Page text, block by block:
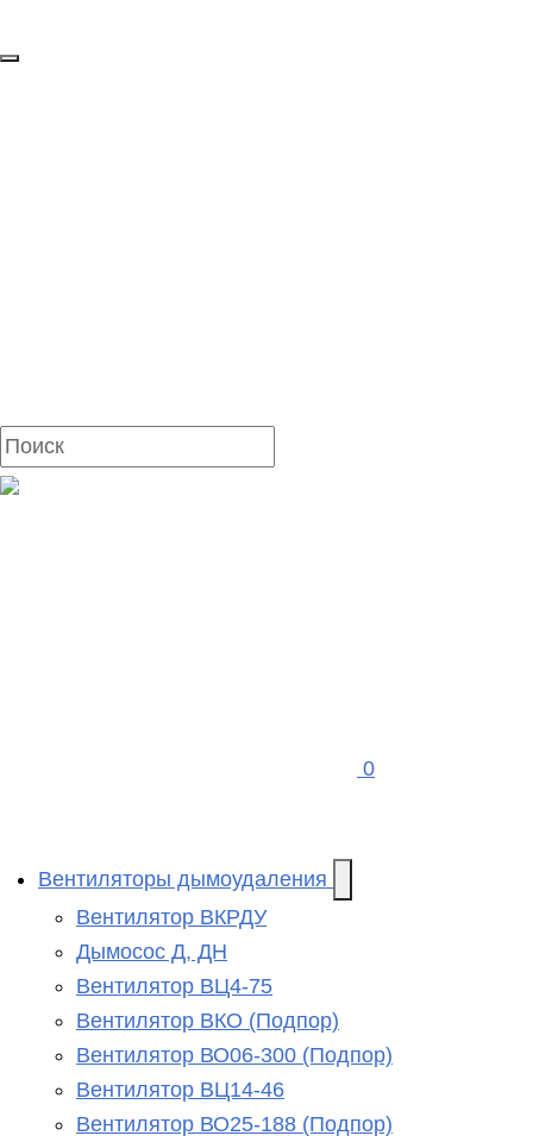
0
Вентиляторы дымоудаления
Вентилятор ВКРДУ
Дымосос Д, ДН
Вентилятор ВЦ4-75
Вентилятор ВКО (Подпор)
Вентилятор ВО06-300 (Подпор)
Вентилятор ВЦ14-46
Вентилятор ВО25-188 (Подпор)